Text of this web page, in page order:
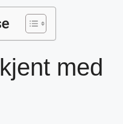
med